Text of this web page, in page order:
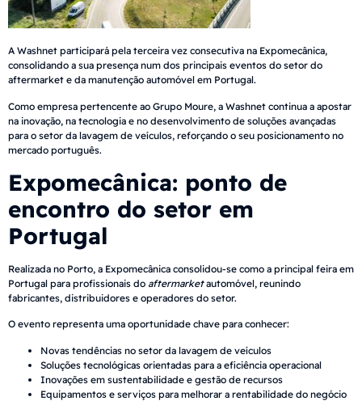
A Washnet participará pela terceira vez consecutiva na Expomecânica,
consolidando a sua presença num dos principais eventos do setor do
aftermarket e da manutenção automóvel em Portugal.
Como empresa pertencente ao Grupo Moure, a Washnet continua a apostar
na inovação, na tecnologia e no desenvolvimento de soluções avançadas
para o setor da lavagem de veículos, reforçando o seu posicionamento no
mercado português.
Expomecânica: ponto de
encontro do setor em
Portugal
Realizada no Porto, a Expomecânica consolidou-se como a principal feira em
Portugal para profissionais do aftermarketautomóvel, reunindo
fabricantes, distribuidores e operadores do setor.
O evento representa uma oportunidade chave para conhecer:
Novas tendências no setor da lavagem de veículos
Soluções tecnológicas orientadas para a eficiência operacional
Inovações em sustentabilidade e gestão de recursos
Equipamentos e serviços para melhorar a rentabilidade do negócio